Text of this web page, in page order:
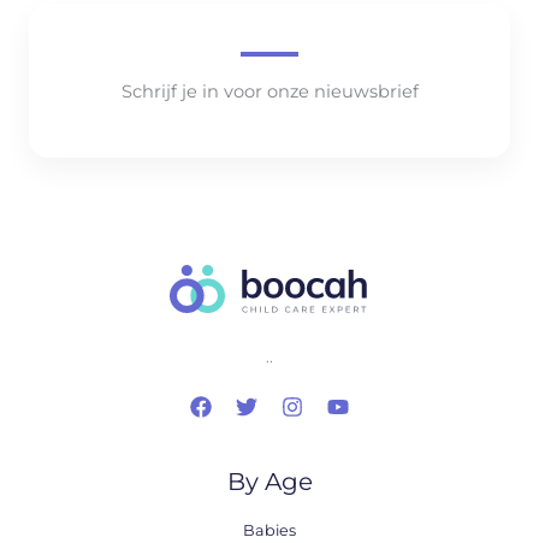
Schrijf je in voor onze nieuwsbrief
..
By Age
Babies